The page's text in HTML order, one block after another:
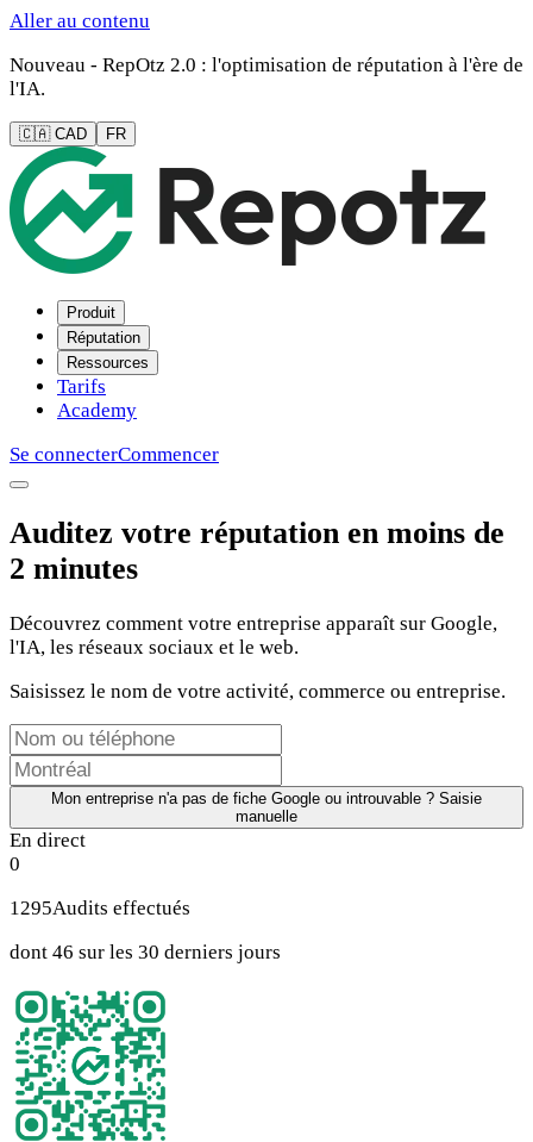
Aller au contenu
Nouveau - RepOtz 2.0 : l'optimisation de réputation à l'ère de
l'IA.
🇨🇦 CAD FR
Produit
Réputation
Ressources
Tarifs
Academy
Se connecterCommencer
Auditez votre réputation en moins de
2 minutes
Découvrez comment votre entreprise apparaît sur Google,
l'IA, les réseaux sociaux et le web.
Saisissez le nom de votre activité, commerce ou entreprise.
Mon entreprise n'a pas de fiche Google ou introuvable ? Saisie
manuelle
En direct
0
1295Audits effectués
dont 46 sur les 30 derniers jours